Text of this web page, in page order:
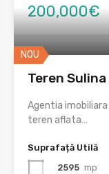
200,000€
NOU
Teren Sulina
Agentia imobiliara
teren aflata…
Suprafață Utilă
2595 mp